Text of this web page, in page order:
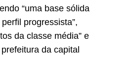
“uma base sólida
progressista”,
da classe média” e
da capital